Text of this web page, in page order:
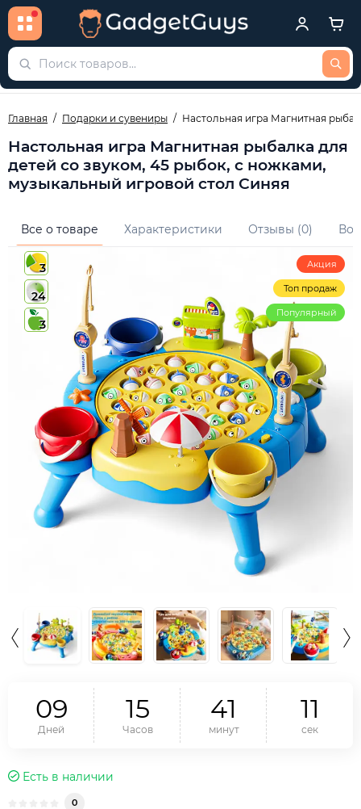
Главная Подарки и сувениры Настольная игра Магнитная
Настольная игра Магнитная рыбалка для
детей со звуком, 45 рыбок, с ножками,
музыкальный игровой стол Синяя
Все о товаре Характеристики Отзывы (0)
3
24
3
Акция
Топ продаж
Популярный
09
Дней
15
Часов
41
минут
10
сек
Есть в наличии
0